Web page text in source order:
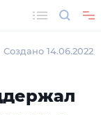
Создано 14.06.2022